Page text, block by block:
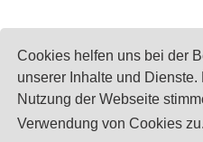
Cookies helfen uns bei der
unserer Inhalte und
Nutzung der Webseite
Verwendung von Cookies zu.